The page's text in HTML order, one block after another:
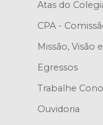
Atas do
CPA -
Missão, Visão
Egressos
Trabalhe
Ouvidoria